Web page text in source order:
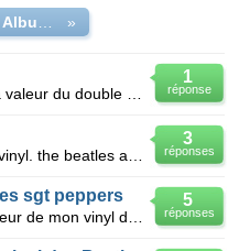
»
1
réponse
3
réponses
5
réponses
sgt peppers